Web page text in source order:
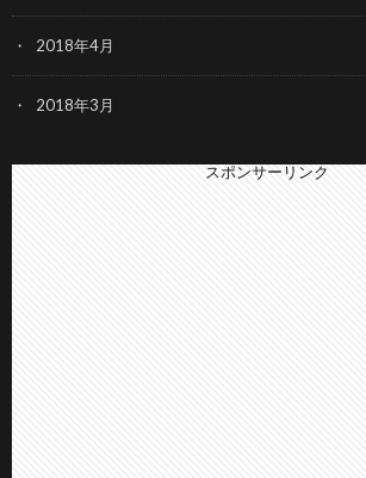
2018年4月
2018年3月
スポンサーリンク